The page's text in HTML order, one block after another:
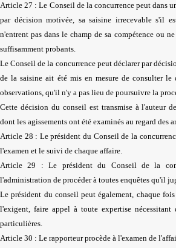
Article 27 : Le Conseil de la concurrence peut dans
par décision motivée, sa saisine irrecevable s'il
n'entrent pas dans le champ de sa compétence ou
suffisamment probants.
Le Conseil de la concurrence peut déclarer par
de la saisine ait été mis en mesure de consulter le
observations, qu'il n'y a pas lieu de poursuivre la
Cette décision du conseil est transmise à l'auteur
dont les agissements ont été examinés au regard des
Article 28 : Le président du Conseil de la
l'examen et le suivi de chaque affaire.
Article 29 : Le président du Conseil de la
l'administration de procéder à toutes enquêtes qu'il
Le président du conseil peut également, chaque
l'exigent, faire appel à toute expertise nécessitant
particulières.
Article 30 : Le rapporteur procède à l'examen de